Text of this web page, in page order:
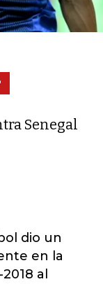
Senegal
dio un
en la
al